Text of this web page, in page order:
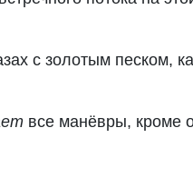
с золотым песком,
все манёвры, кроме